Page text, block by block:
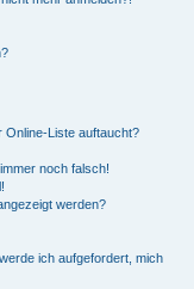
Online-Liste auftaucht?
noch falsch!
werden?
ich aufgefordert, mich